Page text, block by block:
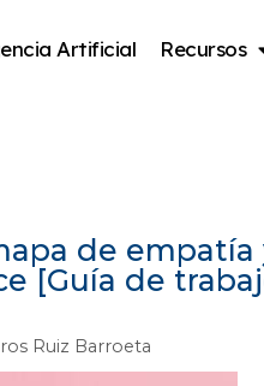
Artificial Recursos
de empatía
[Guía de
Ruiz Barroeta